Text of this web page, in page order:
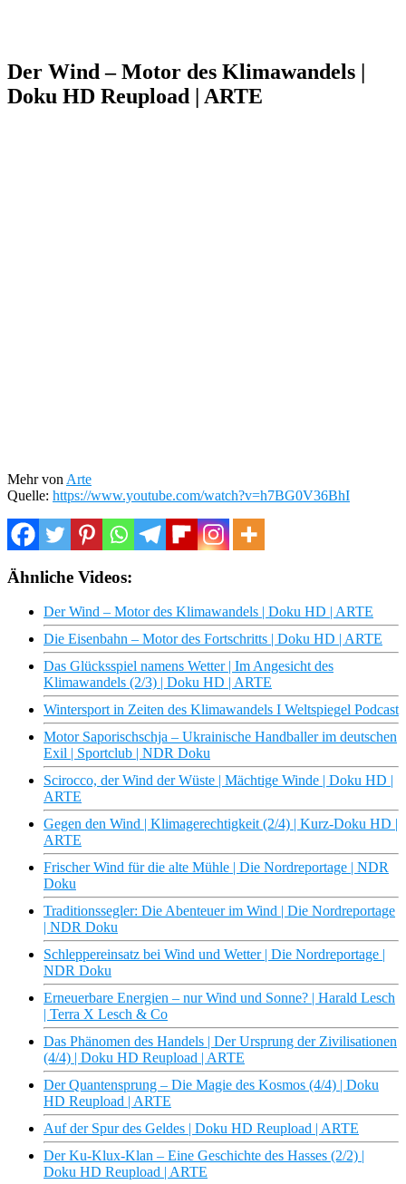
Der Wind – Motor des Klimawandels |
Doku HD Reupload | ARTE
Mehr von Arte
Quelle: https://www.youtube.com/watch?v=h7BG0V36BhI
Ähnliche Videos:
Der Wind – Motor des Klimawandels | Doku HD | ARTE
Die Eisenbahn – Motor des Fortschritts | Doku HD | ARTE
Das Glücksspiel namens Wetter | Im Angesicht des
Klimawandels (2/3) | Doku HD | ARTE
Wintersport in Zeiten des Klimawandels I Weltspiegel Podcast
Motor Saporischschja – Ukrainische Handballer im deutschen
Exil | Sportclub | NDR Doku
Scirocco, der Wind der Wüste | Mächtige Winde | Doku HD |
ARTE
Gegen den Wind | Klimagerechtigkeit (2/4) | Kurz-Doku HD |
ARTE
Frischer Wind für die alte Mühle | Die Nordreportage | NDR
Doku
Traditionssegler: Die Abenteuer im Wind | Die Nordreportage
| NDR Doku
Schleppereinsatz bei Wind und Wetter | Die Nordreportage |
NDR Doku
Erneuerbare Energien – nur Wind und Sonne? | Harald Lesch
| Terra X Lesch & Co
Das Phänomen des Handels | Der Ursprung der Zivilisationen
(4/4) | Doku HD Reupload | ARTE
Der Quantensprung – Die Magie des Kosmos (4/4) | Doku
HD Reupload | ARTE
Auf der Spur des Geldes | Doku HD Reupload | ARTE
Der Ku-Klux-Klan – Eine Geschichte des Hasses (2/2) |
Doku HD Reupload | ARTE